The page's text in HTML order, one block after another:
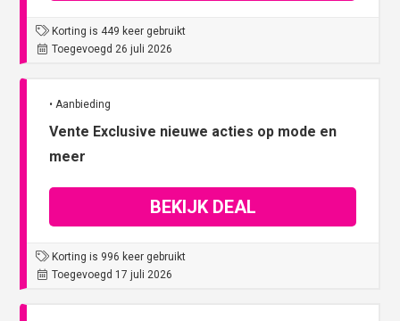
Korting is 449 keer gebruikt
Toegevoegd 26 juli 2026
• Aanbieding
Vente Exclusive nieuwe acties op mode en
meer
BEKIJK DEAL
Korting is 996 keer gebruikt
Toegevoegd 17 juli 2026